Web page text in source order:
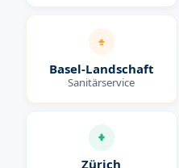
Basel-Landschaft
Sanitärservice
Zürich